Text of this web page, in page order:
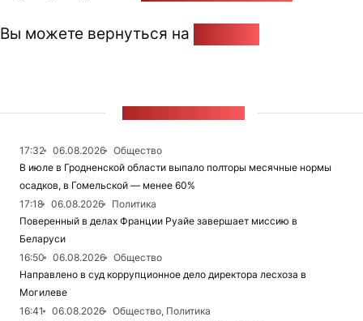
Вы можете вернуться на
17:32 06.08.2026
Общество
В июле в Гродненской области выпало полторы месячные нормы
осадков, в Гомельской — менее 60%
17:18
06.08.2026
Политика
Поверенный в делах Франции Руайе завершает миссию в
Беларуси
16:50
06.08.2026
Общество
Направлено в суд коррупционное дело директора лесхоза в
Могилеве
16:41
06.08.2026
Общество, Политика